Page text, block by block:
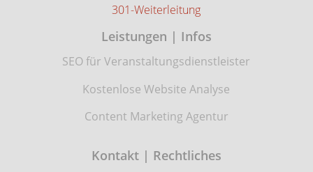
301-Weiterleitung
Leistungen | Infos
SEO für Veranstaltungsdienstleister
Kostenlose Website Analyse
Content Marketing Agentur
Kontakt | Rechtliches